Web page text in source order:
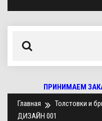
ПРИНИМАЕМ
Главная
Толстовки и
ДИЗАЙН 001